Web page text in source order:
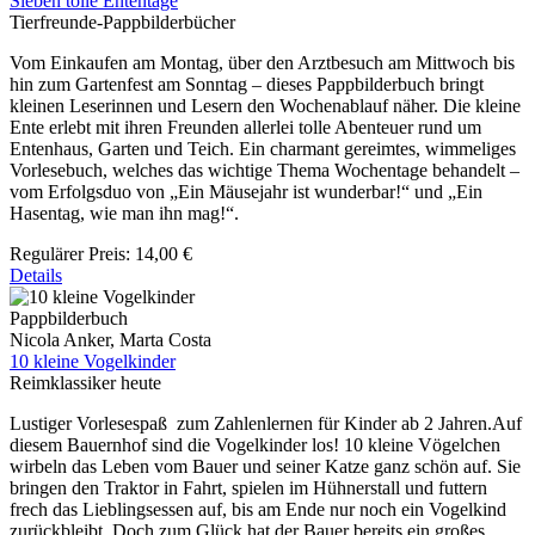
Tierfreunde-Pappbilderbücher
Vom Einkaufen am Montag, über den Arztbesuch am Mittwoch bis
hin zum Gartenfest am Sonntag – dieses Pappbilderbuch bringt
kleinen Leserinnen und Lesern den Wochenablauf näher. Die kleine
Ente erlebt mit ihren Freunden allerlei tolle Abenteuer rund um
Entenhaus, Garten und Teich. Ein charmant gereimtes, wimmeliges
Vorlesebuch, welches das wichtige Thema Wochentage behandelt –
vom Erfolgsduo von „Ein Mäusejahr ist wunderbar!“ und „Ein
Hasentag, wie man ihn mag!“.
Regulärer Preis: 14,00 €
Details
Pappbilderbuch
Nicola Anker, Marta Costa
10 kleine Vogelkinder
Reimklassiker heute
Lustiger Vorlesespaß zum Zahlenlernen für Kinder ab 2 Jahren.Auf
diesem Bauernhof sind die Vogelkinder los! 10 kleine Vögelchen
wirbeln das Leben vom Bauer und seiner Katze ganz schön auf. Sie
bringen den Traktor in Fahrt, spielen im Hühnerstall und futtern
frech das Lieblingsessen auf, bis am Ende nur noch ein Vogelkind
zurückbleibt. Doch zum Glück hat der Bauer bereits ein großes